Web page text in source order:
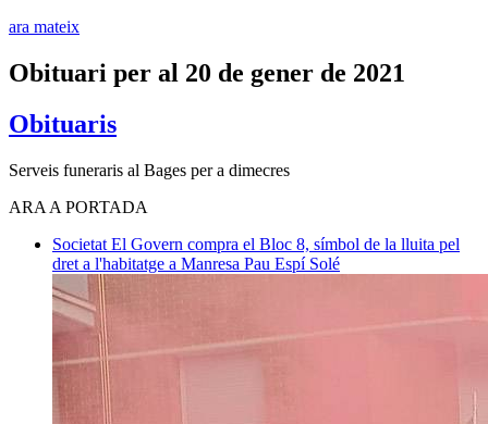
ara mateix
Obituari per al 20 de gener de 2021
Obituaris
Serveis funeraris al Bages per a dimecres
ARA A PORTADA
Societat El Govern compra el Bloc 8, símbol de la lluita pel
dret a l'habitatge a Manresa Pau Espí Solé